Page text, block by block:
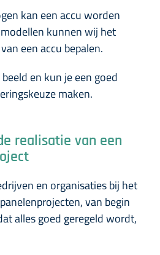
kan een accu worden
kunnen wij het
een accu bepalen.
en kun je een goed
maken.
realisatie van een
en organisaties bij het
van begin
alles goed geregeld wordt,